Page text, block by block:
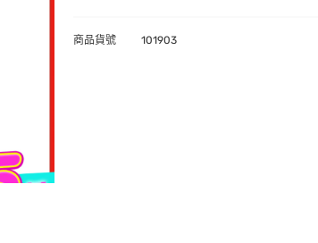
商品貨號 101903